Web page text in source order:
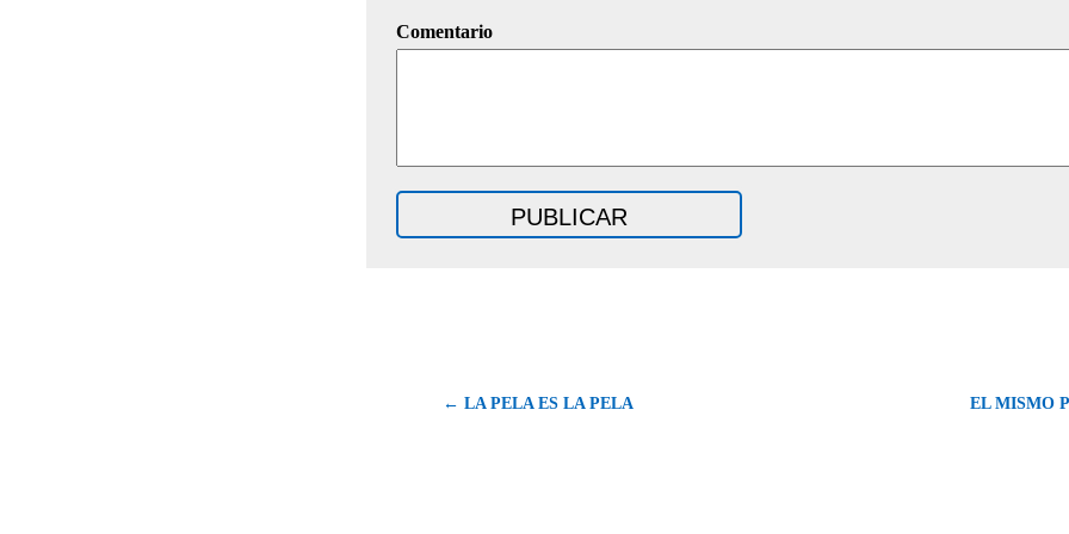
Comentario
← LA PELA ES LA PELA EL MISMO